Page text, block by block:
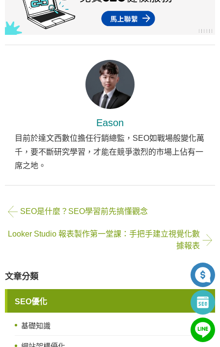
Eason
目前於達文西數位擔任行銷總監，SEO如戰場般變化萬
千，要不斷研究學習，才能在競爭激烈的市場上佔有一
席之地。
SEO是什麼？SEO學習前先搞懂觀念
Looker Studio 報表製作第一堂課：手把手建立視覺化數
據報表
文章分類
SEO優化
基礎知識